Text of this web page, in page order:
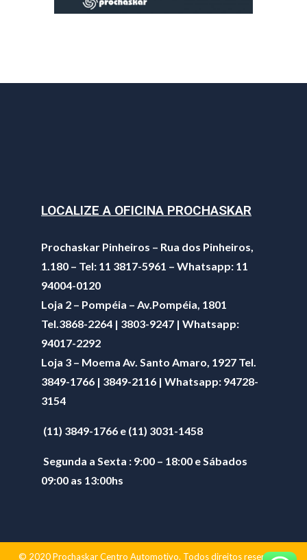
LOCALIZE A OFICINA PROCHASKAR
Prochaskar Pinheiros – Rua dos Pinheiros,
1.180 – Tel: 11 3817-5961 – Whatsapp: 11
94004-0120
Loja 2 – Pompéia – Av.Pompéia, 1801
Tel.3868-2264 | 3803-9247 | Whatsapp:
94017-2292
Loja 3 – Moema Av. Santo Amaro, 1927 Tel.
3849-1766 | 3849-2116 | Whatsapp: 94728-
3154
(11) 3849-1766 e (11) 3031-1458
Segunda a Sexta : 9:00 – 18:00 e Sábados
09:00 as 13:00hs
© 2020 Prochaskar Centro Automotivo. Todos direitos reservados